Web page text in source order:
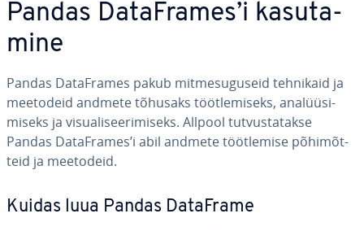
Pandas Da­taF­ra­mes’i ka­su­ta­
mine
Pandas Da­taF­ra­mes pakub mit­me­su­gu­seid tehnikaid ja
meetodeid andmete tõhusaks tööt­le­miseks, ana­lüü­si­
miseks ja vi­sua­li­see­ri­miseks. Allpool tut­vus­ta­takse
Pandas Da­taF­ra­mes’i abil andmete tööt­le­mise põ­hi­mõt­
teid ja meetodeid.
Kuidas luua Pandas DataFrame